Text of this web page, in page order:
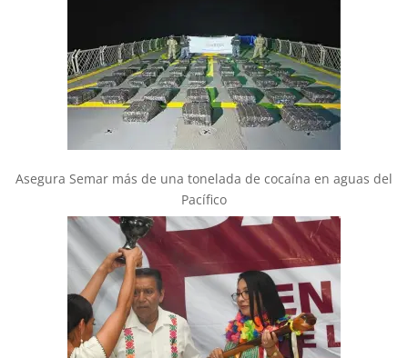
Asegura Semar más de una tonelada de cocaína en aguas del
Pacífico